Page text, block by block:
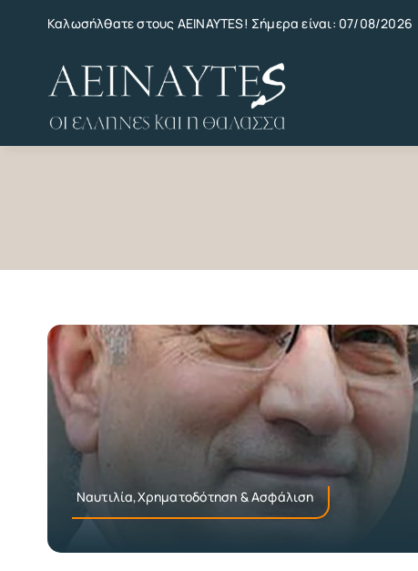
Καλωσήλθατε στους AEINAYTES! Σήμερα είναι: 07/08/2026
Ναυτιλία,Χρηματοδότηση & Ασφάλιση